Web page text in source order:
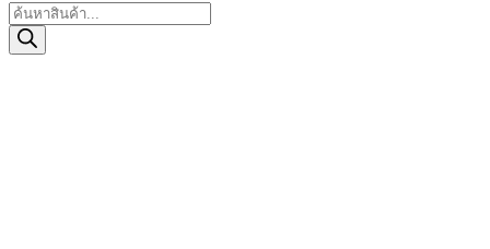
Products
search